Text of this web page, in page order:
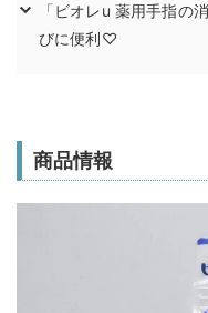
「ビオレu 薬用手指の
びに便利♡
商品情報